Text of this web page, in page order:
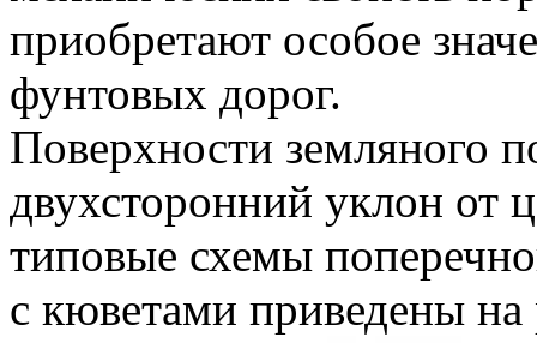
приобретают особое
фунтовых дорог.
Поверхности земляного
двухсторонний уклон от
типовые схемы
с кюветами приведены на